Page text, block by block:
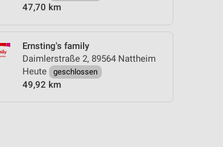
47,70 km
Ernsting's family
Daimlerstraße 2, 89564 Nattheim
Heute
geschlossen
49,92 km